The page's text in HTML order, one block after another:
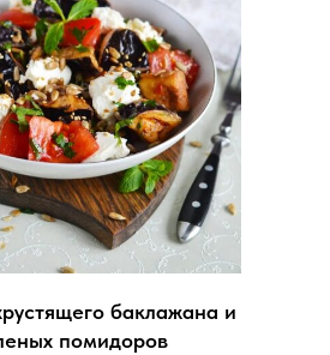
баклажана и
помидоров